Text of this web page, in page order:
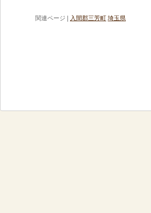
関連ページ | 入間郡三芳町 埼玉県